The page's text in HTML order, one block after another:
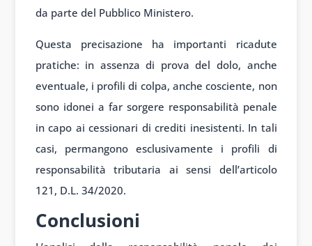
da parte del Pubblico Ministero.
Questa precisazione ha importanti ricadute
pratiche: in assenza di prova del dolo, anche
eventuale, i profili di colpa, anche cosciente, non
sono idonei a far sorgere responsabilità penale
in capo ai cessionari di crediti inesistenti. In tali
casi, permangono esclusivamente i profili di
responsabilità tributaria ai sensi dell’articolo
121, D.L. 34/2020.
Conclusioni